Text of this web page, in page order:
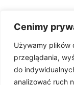
Cenimy
Używamy plików
przeglądania,
do
analizować ruch
Zbygniew
COM